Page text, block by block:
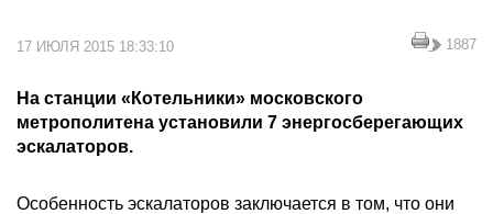
17 ИЮЛЯ 2015 18:33:10 1887
На станции «Котельники» московского
метрополитена установили 7 энергосберегающих
эскалаторов.
Особенность эскалаторов заключается в том, что они